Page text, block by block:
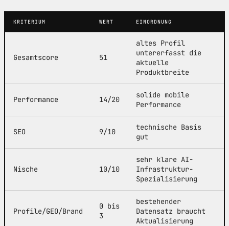
KRITERIUM WERT EINORDNUNG
Gesamtscore 51
altes Profil
untererfasst die
aktuelle
Produktbreite
Performance 14/20
solide mobile
Performance
SEO 9/10
technische Basis
gut
Nische 10/10
sehr klare AI-
Infrastruktur-
Spezialisierung
Profile/GEO/Brand
0 bis
3
bestehender
Datensatz braucht
Aktualisierung